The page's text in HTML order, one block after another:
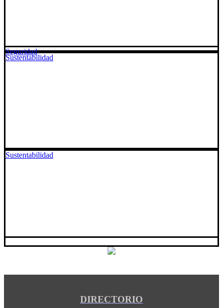
Sustentabilidad
Sustentabilidad
Seguridad
DIRECTORIO